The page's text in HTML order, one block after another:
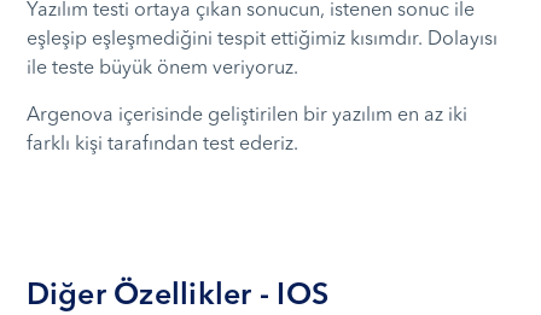
Yazılım testi ortaya çıkan sonucun, istenen sonuc ile
eşleşip eşleşmediğini tespit ettiğimiz kısımdır. Dolayısı
ile teste büyük önem veriyoruz.
Argenova içerisinde geliştirilen bir yazılım en az iki
farklı kişi tarafından test ederiz.
Diğer Özellikler - IOS